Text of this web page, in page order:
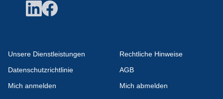
Unsere Dienstleistungen
Datenschutzrichtlinie
Mich anmelden
Rechtliche Hinweise
AGB
Mich abmelden